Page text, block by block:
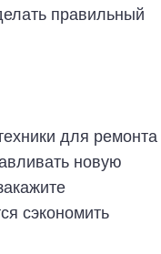
правильный
для ремонта
новую
сэкономить